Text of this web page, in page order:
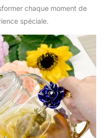
chaque moment de
spéciale.